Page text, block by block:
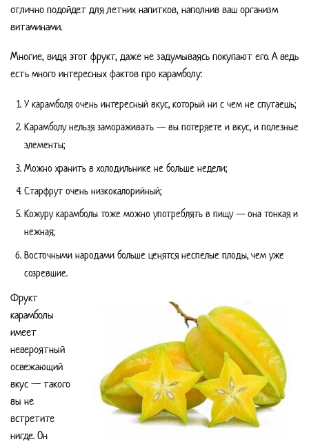
отлично подойдет для летних напитков, наполнив ваш организм
витаминами.
Многие, видя этот фрукт, даже не задумываясь покупают его. А ведь
есть много интересных фактов про карамболу:
У карамболя очень интересный вкус, который ни с чем не спутаешь;
Карамболу нельзя замораживать — вы потеряете и вкус, и полезные
элементы;
Можно хранить в холодильнике не больше недели;
Старфрут очень низкокалорийный;
Кожуру карамболы тоже можно употреблять в пищу — она тонкая и
нежная;
Восточными народами больше ценятся неспелые плоды, чем уже
созревшие.
Фрукт
карамболы
имеет
невероятный
освежающий
вкус — такого
вы не
встретите
нигде. Он